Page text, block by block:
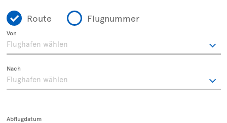
Route Flugnummer
Von
Nach
Abflugdatum